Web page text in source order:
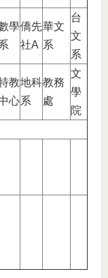
學僑先
社A
華文
系
台
文
系
教
心
地科
系
教務
處
文
學
院